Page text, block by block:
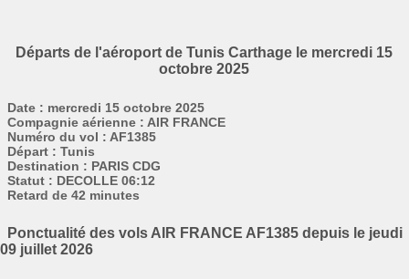
Départs de l'aéroport de Tunis Carthage le mercredi 15
octobre 2025
Date : mercredi 15 octobre 2025
Compagnie aérienne : AIR FRANCE
Numéro du vol : AF1385
Départ : Tunis
Destination : PARIS CDG
Statut : DECOLLE 06:12
Retard de 42 minutes
Ponctualité des vols AIR FRANCE AF1385 depuis le jeudi
09 juillet 2026